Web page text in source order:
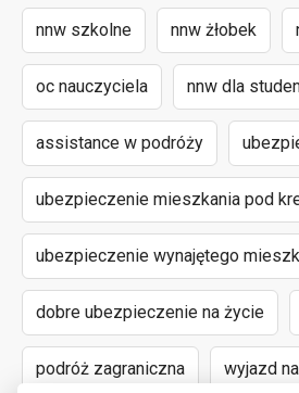
nnw szkolne nnw żłobek
oc nauczyciela nnw dla
assistance w podróży
ubezpieczenie mieszkania pod
ubezpieczenie wynajętego
dobre ubezpieczenie na życie
podróż zagraniczna wyjazd